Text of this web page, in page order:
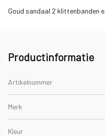
Goud sandaal 2 klittenbanden
Productinformatie
Artikelnummer
Merk
Kleur